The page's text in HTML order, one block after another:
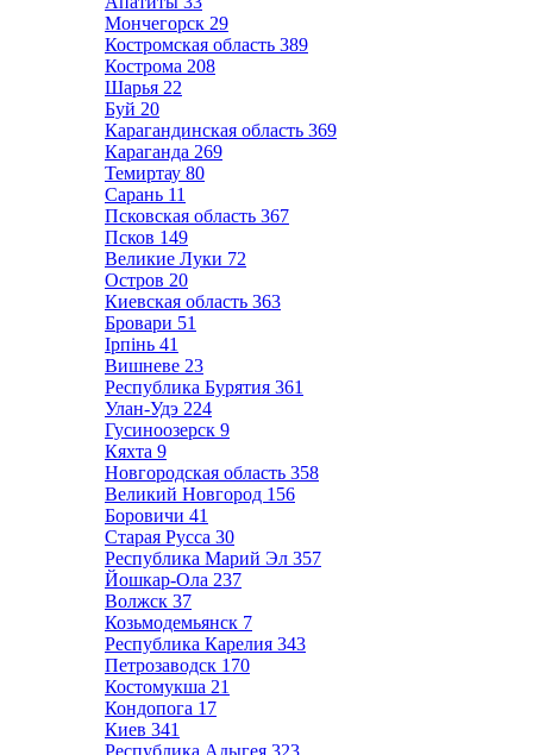
Мончегорск 29
Костромская область 389
Кострома 208
Шарья 22
Буй 20
Карагандинская область 369
Караганда 269
Темиртау 80
Сарань 11
Псковская область 367
Псков 149
Великие Луки 72
Остров 20
Киевская область 363
Бровари 51
Ірпінь 41
Вишневе 23
Республика Бурятия 361
Улан-Удэ 224
Гусиноозерск 9
Кяхта 9
Новгородская область 358
Великий Новгород 156
Боровичи 41
Старая Русса 30
Республика Марий Эл 357
Йошкар-Ола 237
Волжск 37
Козьмодемьянск 7
Республика Карелия 343
Петрозаводск 170
Костомукша 21
Кондопога 17
Киев 341
Республика Адыгея 323